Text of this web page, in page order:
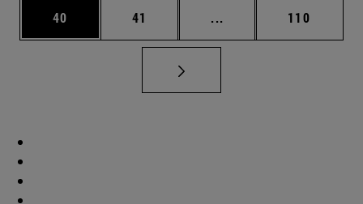
Página
40 Página
41 ... Páginas intermedias
Página
110